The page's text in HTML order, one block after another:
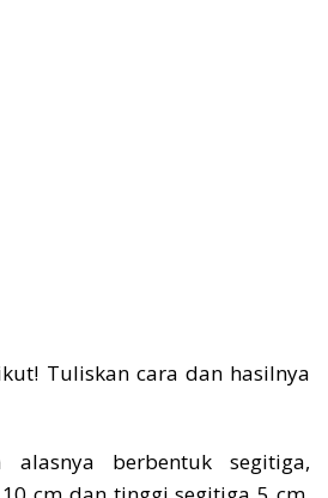
Tuliskan cara dan hasilnya
alasnya berbentuk segitiga,